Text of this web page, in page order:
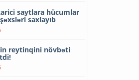
saytlara hücumlar
saxlayıb
reytinqini növbəti